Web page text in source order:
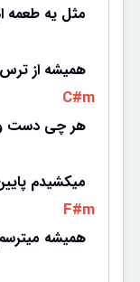
مثل یه طعمه
همیشه از
C#m
هر چی دست و
میکشیدم
F#m
همیشه